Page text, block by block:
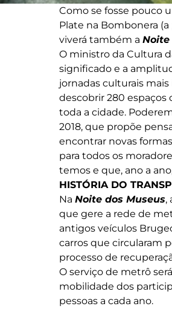
Como se fosse pouco
Plate na Bombonera (a
viverá também a Noite
O ministro da Cultura
significado e a
jornadas culturais
descobrir 280
toda a cidade.
2018, que propõe
encontrar novas
para todos os
temos e que, ano a
HISTÓRIA DO
Na Noite dos Museus,
que gere a rede de
antigos veículos
carros que circularam
processo de
O serviço de metrô
mobilidade dos
pessoas a cada ano.